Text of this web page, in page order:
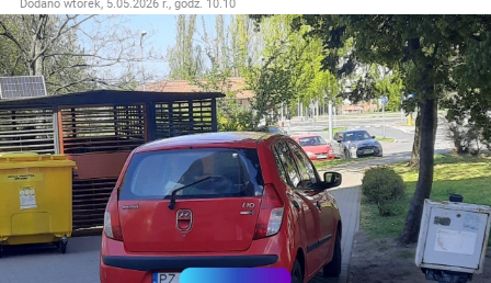
Dodano wtorek, 5.05.2026 r., godz. 10.10